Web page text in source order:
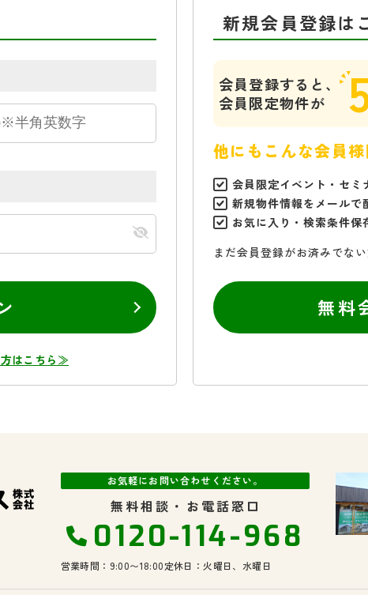
はこちら≫
新規会員登録は
会員登録すると、
会員限定物件が
他にもこんな会員
会員限定イベント・セミ
新規物件情報をメールで
お気に入り・検索条件保
まだ会員登録がお済みでな
無料
お気軽にお問い合わせください。
無料相談・お電話窓口
0120-114-968
営業時間：9:00〜18:00定休日：火曜日、水曜日